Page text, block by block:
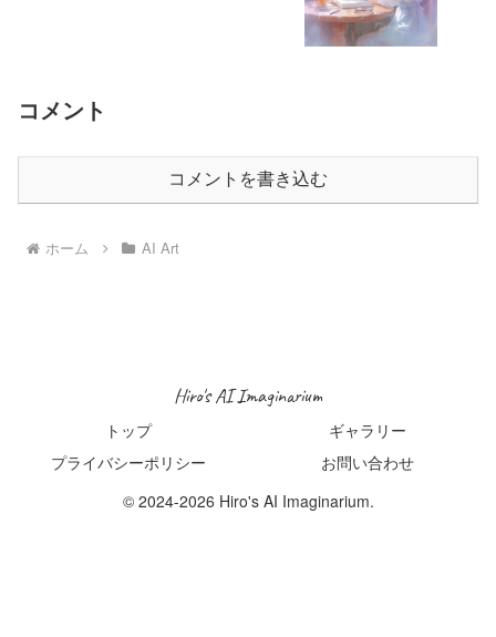
コメント
コメントを書き込む
ホーム AI Art
Hiro's AI Imaginarium
トップ
ギャラリー
プライバシーポリシー
お問い合わせ
© 2024-2026 Hiro's AI Imaginarium.